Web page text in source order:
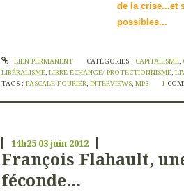
de la crise...et
possibles...
LIEN PERMANENT CATÉGORIES : CAPITALISME,
LIBÉRALISME, LIBRE-ÉCHANGE/ PROTECTIONNISME,
TAGS : PASCALE FOURIER, INTERVIEWS, MP3 1
14h25 03juin 2012
François Flahault,
féconde...